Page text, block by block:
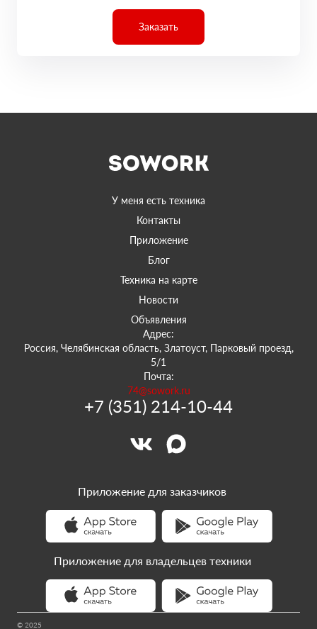
Заказать
У меня есть техника
Контакты
Приложение
Блог
Техника на карте
Новости
Объявления
Адрес:
Россия, Челябинская область, Златоуст, Парковый проезд,
5/1
Почта:
74@sowork.ru
+7 (351) 214-10-44
© 2025
Приложение для заказчиков
Приложение для владельцев техники